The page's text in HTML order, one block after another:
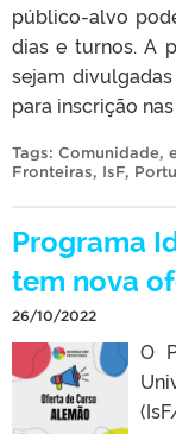
público-alvo
dias e turnos. A
sejam
para inscrição
Tags: Comunidade,
Fronteiras, IsF,
Programa
tem nova
26/10/2022
O